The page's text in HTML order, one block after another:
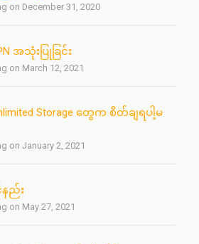
on December 31, 2020
အသုံးပြုခြင်း
on March 12, 2021
Storage တွေက စိတ်ချရပါ့မ
on January 2, 2021
နည်း
on May 27, 2021